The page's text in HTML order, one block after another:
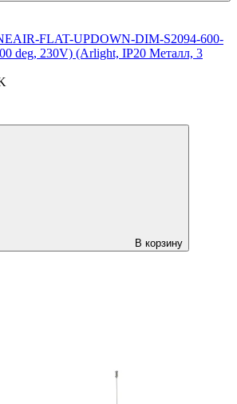
FLAT-UPDOWN-DIM-S2094-600-
deg, 230V) (Arlight, IP20 Металл, 3
В корзину